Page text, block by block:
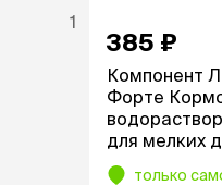
Украшения и
аксессуары
1
385 ₽
Компонент
Форте
для мелких
животных, 50
только